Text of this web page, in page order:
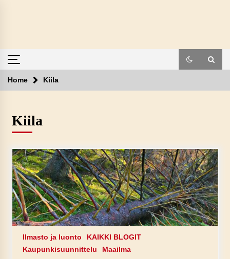
Home Kiila
Kiila
Ilmasto ja luonto
KAIKKI BLOGIT
Kaupunkisuunnittelu
Maailma